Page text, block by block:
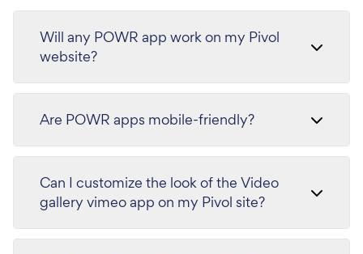
Will any POWR app work on my Pivol
website?
Are POWR apps mobile-friendly?
Can I customize the look of the Video
gallery vimeo app on my Pivol site?